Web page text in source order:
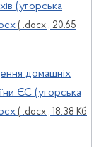
(угорська
( .docx , 20.65
домашніх
ЄС (угорська
( .docx , 18.38 Кб